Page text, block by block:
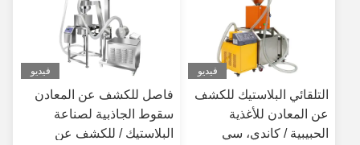
فيديو
التلقائي البلاستيك للكشف
عن المعادن للأغذية
الحبيبية / كاندي، سي
فيديو
فاصل للكشف عن المعادن
سقوط الجاذبية لصناعة
البلاستيك / للكشف عن